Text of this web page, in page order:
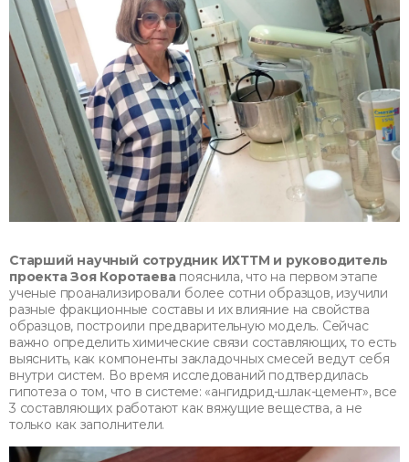
Старший научный сотрудник ИХТТМ и руководитель
проекта Зоя Коротаевапояснила, что на первом этапе
ученые проанализировали более сотни образцов, изучили
разные фракционные составы и их влияние на свойства
образцов, построили предварительную модель. Сейчас
важно определить химические связи составляющих, то есть
выяснить, как компоненты закладочных смесей ведут себя
внутри систем. Во время исследований подтвердилась
гипотеза о том, что в системе: «ангидрид-шлак-цемент», все
3 составляющих работают как вяжущие вещества, а не
только как заполнители.